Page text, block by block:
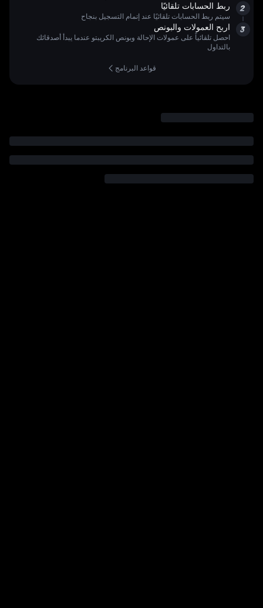
2 ربط الحسابات تلقائيًا
سيتم ربط الحسابات تلقائيًا عند إتمام التسجيل بنجاح
3 اربح العمولات والبونص
احصل تلقائياً على عمولات الإحالة وبونص الكريبتو عندما يبدأ أصدقائك
بالتداول
قواعد البرنامج